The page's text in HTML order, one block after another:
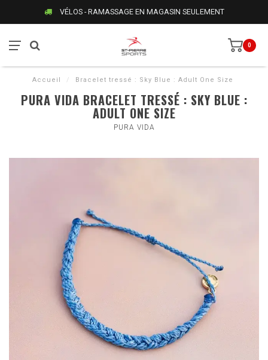
VÉLOS - RAMASSAGE EN MAGASIN SEULEMENT
0
Accueil / Bracelet tressé : Sky Blue : Adult One Size
PURA VIDA BRACELET TRESSÉ : SKY BLUE :
ADULT ONE SIZE
PURA VIDA